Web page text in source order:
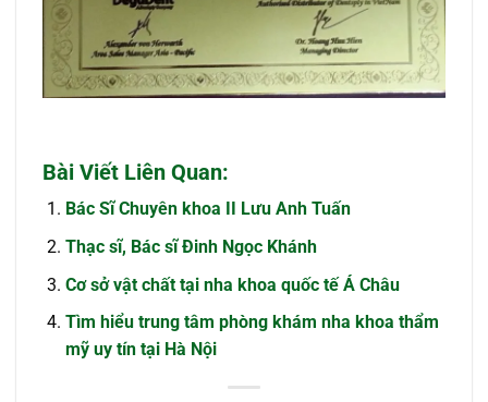
Bài Viết Liên Quan:
Bác Sĩ Chuyên khoa II Lưu Anh Tuấn
Thạc sĩ, Bác sĩ Đinh Ngọc Khánh
Cơ sở vật chất tại nha khoa quốc tế Á Châu
Tìm hiểu trung tâm phòng khám nha khoa thẩm
mỹ uy tín tại Hà Nội